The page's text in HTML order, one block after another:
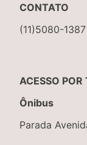
CONTATO
(11)5080-
ACESSO
Ônibus
Parada